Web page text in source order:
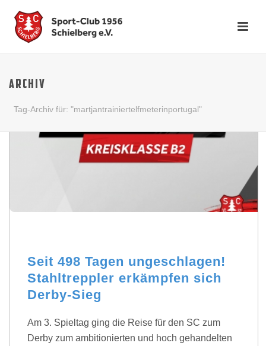
ARCHIV
Tag-Archiv für: "martjantrainiertelfmeterinportugal"
Seit 498 Tagen ungeschlagen!
Stahltreppler erkämpfen sich
Derby-Sieg
Am 3. Spieltag ging die Reise für den SC zum
Derby zum ambitionierten und hoch gehandelten